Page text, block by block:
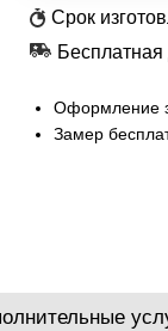
Срок
Оформление
Замер